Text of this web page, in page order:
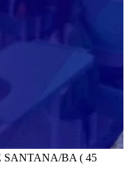
SANTANA/BA ( 45